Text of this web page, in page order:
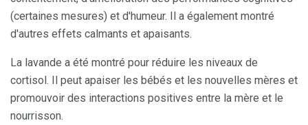
(certaines mesures) et d'humeur. Il a également montré
d'autres effets calmants et apaisants.
La lavande a été montré pour réduire les niveaux de
cortisol. Il peut apaiser les bébés et les nouvelles mères et
promouvoir des interactions positives entre la mère et le
nourrisson.